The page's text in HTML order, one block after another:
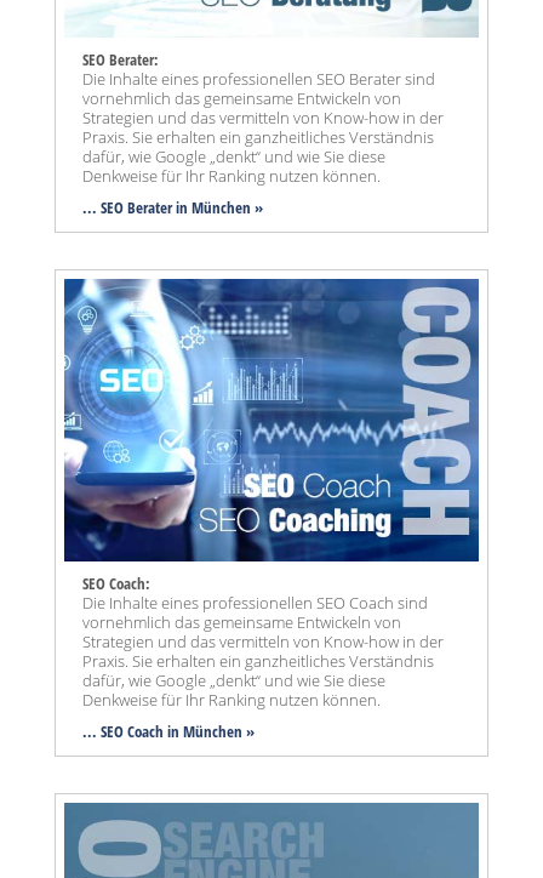
SEO Berater:
Die Inhalte eines professionellen SEO Berater sind
vornehmlich das gemeinsame Entwickeln von
Strategien und das vermitteln von Know-how in der
Praxis. Sie erhalten ein ganzheitliches Verständnis
dafür, wie Google „denkt“ und wie Sie diese
Denkweise für Ihr Ranking nutzen können.
... SEO Berater in München »
SEO Coach:
Die Inhalte eines professionellen SEO Coach sind
vornehmlich das gemeinsame Entwickeln von
Strategien und das vermitteln von Know-how in der
Praxis. Sie erhalten ein ganzheitliches Verständnis
dafür, wie Google „denkt“ und wie Sie diese
Denkweise für Ihr Ranking nutzen können.
... SEO Coach in München »